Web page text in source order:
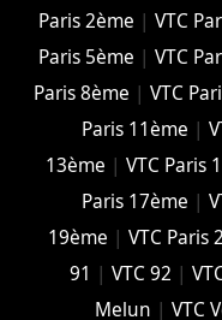
Paris 2ème |VTC
Paris 5ème |VTC
Paris 8ème | VTC
Paris 11ème |
13ème |VTC Paris
Paris 17ème |
19ème |VTC Paris
91 |VTC 92 |
Melun |VTC